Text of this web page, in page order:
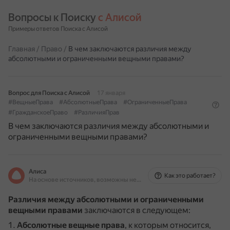
Вопросы к Поиску с Алисой
Примеры ответов Поиска с Алисой
Главная / Право / В чем заключаются различия между
абсолютными и ограниченными вещными правами?
Вопрос для Поиска с Алисой
17 января
#ВещныеПрава
#АбсолютныеПрава
#ОграниченныеПрава
#ГражданскоеПраво
#РазличияПрав
В чем заключаются различия между абсолютными и
ограниченными вещными правами?
Алиса
На основе источников, возможны неточности
Как это работает?
Различия между абсолютными и ограниченными
вещными правами заключаются в следующем:
Абсолютные вещные права, к которым относится,